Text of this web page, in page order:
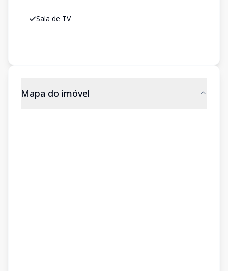
Sala de TV
Mapa do imóvel